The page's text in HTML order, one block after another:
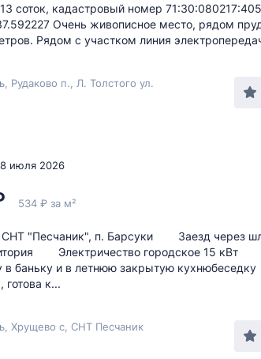
соток, кадастровый номер
Очень живописное место, рядом
Рядом с участком линия
Рудаково п., Л. Толстого ул.
8 июля 2026
534 ₽ за м²
СНТ "Песчаник", п. Барсуки Заезд через
Электричество городское 15 кВт
в баньку и в летнюю закрытую
готова к...
Хрущево с, СНТ Песчаник